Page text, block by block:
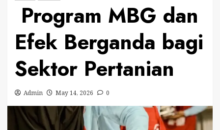
Program MBG dan
Efek Berganda bagi
Sektor Pertanian
Admin May 14, 2026 0